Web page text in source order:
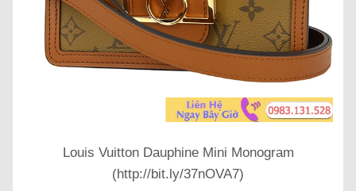
Louis Vuitton Dauphine Mini Monogram
(http://bit.ly/37nOVA7)